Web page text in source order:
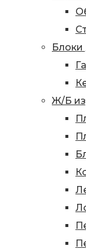
Блоки
Ж/Б